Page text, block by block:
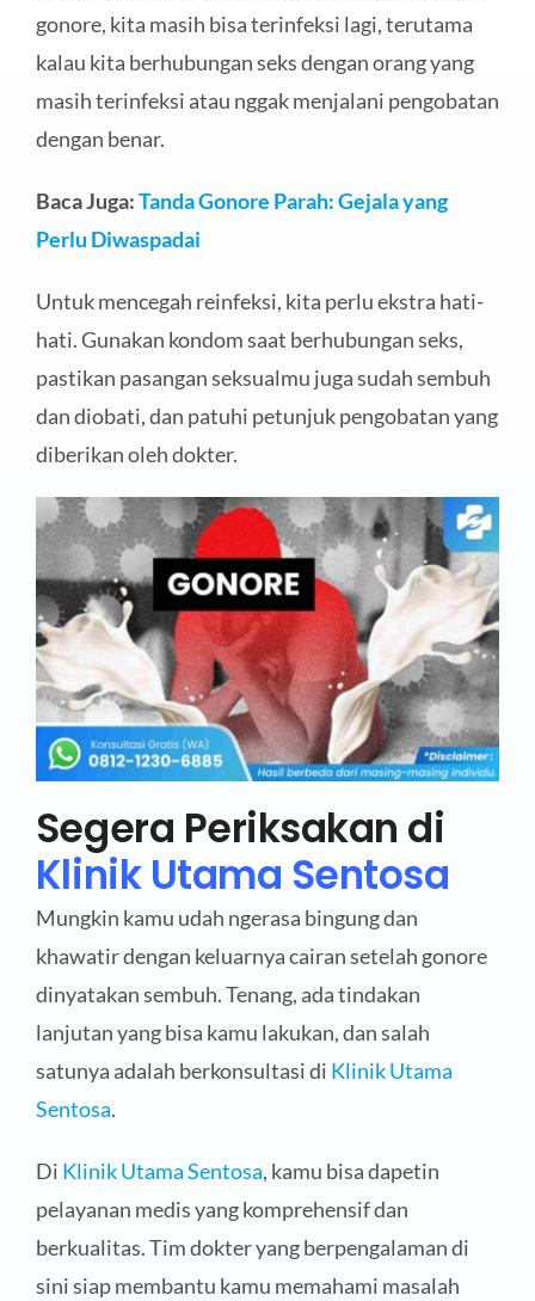
gonore, kita masih bisa terinfeksi lagi, terutama
kalau kita berhubungan seks dengan orang yang
masih terinfeksi atau nggak menjalani pengobatan
dengan benar.
Baca Juga:Tanda Gonore Parah: Gejala yang
Perlu Diwaspadai
Untuk mencegah reinfeksi, kita perlu ekstra hati-
hati. Gunakan kondom saat berhubungan seks,
pastikan pasangan seksualmu juga sudah sembuh
dan diobati, dan patuhi petunjuk pengobatan yang
diberikan oleh dokter.
Segera Periksakan di
Klinik Utama Sentosa
Mungkin kamu udah ngerasa bingung dan
khawatir dengan keluarnya cairan setelah gonore
dinyatakan sembuh. Tenang, ada tindakan
lanjutan yang bisa kamu lakukan, dan salah
satunya adalah berkonsultasi di Klinik Utama
Sentosa.
Di Klinik Utama Sentosa, kamu bisa dapetin
pelayanan medis yang komprehensif dan
berkualitas. Tim dokter yang berpengalaman di
sini siap membantu kamu memahami masalah